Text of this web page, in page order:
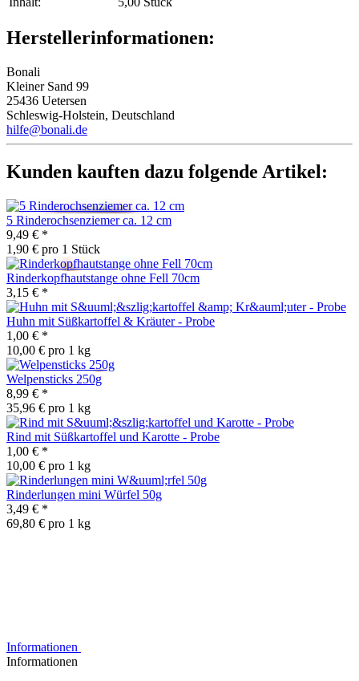
Herstellerinformationen:
Bonali
Kleiner Sand 99
25436 Uetersen
Schleswig-Holstein, Deutschland
hilfe@bonali.de
Kunden kauften dazu folgende Artikel:
5 Rinderochsenziemer ca. 12 cm
9,49 € *
1,90 € pro 1 Stück
Rinderkopfhautstange ohne Fell 70cm
3,15 € *
Huhn mit Süßkartoffel & Kräuter - Probe
1,00 € *
10,00 € pro 1 kg
Welpensticks 250g
8,99 € *
35,96 € pro 1 kg
Rind mit Süßkartoffel und Karotte - Probe
1,00 € *
10,00 € pro 1 kg
Rinderlungen mini Würfel 50g
3,49 € *
69,80 € pro 1 kg
Informationen
Informationen